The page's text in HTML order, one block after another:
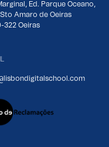
Ed. Parque Oceano,
Amaro de Oeiras
322 Oeiras